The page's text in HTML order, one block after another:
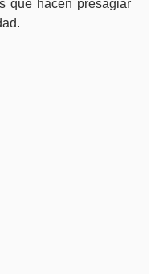
que hacen presagiar